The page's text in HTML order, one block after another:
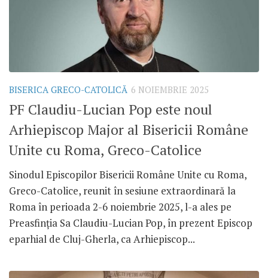
BISERICA GRECO-CATOLICĂ 6 NOIEMBRIE 2025
PF Claudiu-Lucian Pop este noul
Arhiepiscop Major al Bisericii Române
Unite cu Roma, Greco-Catolice
Sinodul Episcopilor Bisericii Române Unite cu Roma,
Greco-Catolice, reunit în sesiune extraordinară la
Roma în perioada 2-6 noiembrie 2025, l-a ales pe
Preasfinția Sa Claudiu-Lucian Pop, în prezent Episcop
eparhial de Cluj-Gherla, ca Arhiepiscop...